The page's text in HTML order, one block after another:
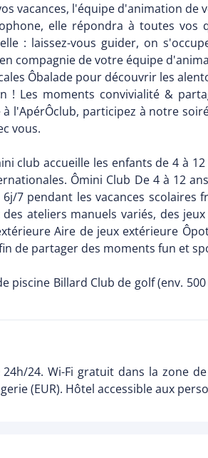
vacances, l'équipe d'animation
elle répondra à toutes
: laissez-vous guider, on
compagnie de votre équipe
Ôbalade pour découvrir les
! Les moments convivialité &
l'ApérÔclub, participez à notre
vous.
club accueille les enfants de 4 à
Ômini Club De 4 à 12
7 pendant les vacances
ateliers manuels variés, des
Aire de jeux extérieure
de partager des moments fun et
piscine Billard Club de golf (env.
24h/24. Wi-Fi gratuit dans la zone
(EUR). Hôtel accessible aux